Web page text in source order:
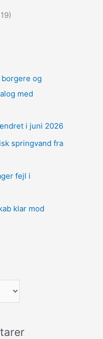
og
med
i juni 2026
springvand fra
fejl i
klar mod